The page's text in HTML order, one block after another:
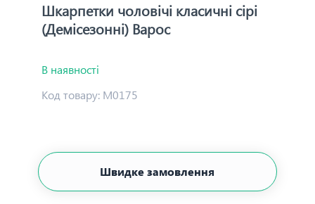
Шкарпетки чоловічі класичні сірі
(Демісезонні) Варос
В наявності
Код товару: М0175
Швидке замовлення